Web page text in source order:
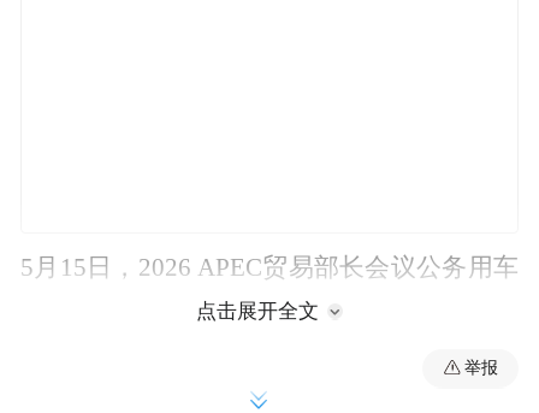
5月15日，2026 APEC贸易部长会议公务用车
官方交车暨星途EX7“陆上专机”护航启程仪
的身份服务，承担5月18日至23日2026 APEC
点击展开全文
举报